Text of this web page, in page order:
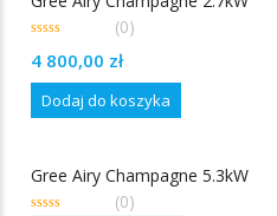
out
(0)
4 800,00 zł
Dodaj do koszyka
Gree Airy Champagne 5.3kW
(0)